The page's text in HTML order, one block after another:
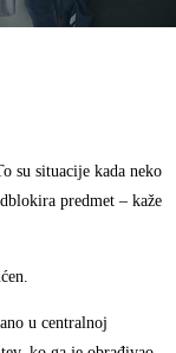
su situacije kada neko
predmet – kaže
u centralnoj